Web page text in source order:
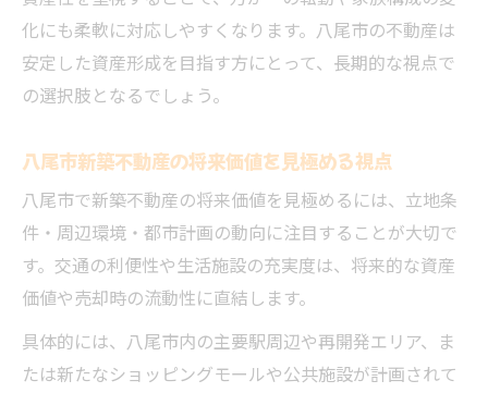
化にも柔軟に対応しやすくなります。八尾市の不動産は
安定した資産形成を目指す方にとって、長期的な視点で
の選択肢となるでしょう。
八尾市新築不動産の将来価値を見極める視点
八尾市で新築不動産の将来価値を見極めるには、立地条
件・周辺環境・都市計画の動向に注目することが大切で
す。交通の利便性や生活施設の充実度は、将来的な資産
価値や売却時の流動性に直結します。
具体的には、八尾市内の主要駅周辺や再開発エリア、ま
たは新たなショッピングモールや公共施設が計画されて